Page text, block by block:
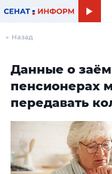
← Назад
Данные о
пенсионерах
передавать